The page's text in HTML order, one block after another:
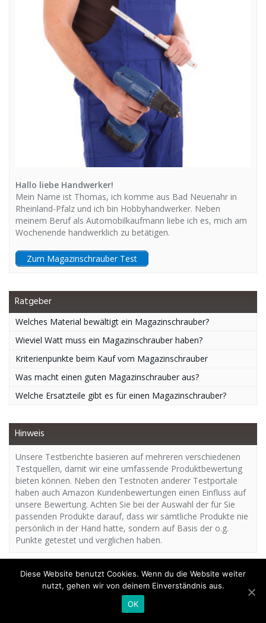
Hallo liebe Handwerker!
Mein Name ist Thomas, ich komme aus Bad Neuenahr in
Rheinland-Pfalz und ich bin Hobbyhandwerker. Neben
meinem Beruf als Automobilkaufmann liebe ich es, mich am
Wochenende handwerklich zu betätigen.
Zum Magazinschrauber Test
Ratgeber
Welches Material bewältigt ein Magazinschrauber?
Wieviel Watt muss ein Magazinschrauber haben?
Kriterienpunkte beim Kauf vom Magazinschrauber
Was macht einen guten Magazinschrauber aus?
Welche Ersatzteile gibt es für einen Magazinschrauber?
Hinweis
Unsere Testberichte basieren auf mehreren verschiedenen
Testquellen, damit wir eine umfassende Produktbewertung
bieten können. Neben den Testnoten anderer Testportale
haben auch Amazon Kundenbewertungen einen Einfluss auf
unsere Bewertung. Achten Sie bei der Auswahl der für Sie
passenden Produkte darauf, dass wir sämtliche Produkte nie
persönlich in der Hand hatte, sondern auf Basis der o.g.
Punkte getestet und verglichen haben.
Copyright - Magazinschrauber.org | Das Expertenportal
Disclaimer
Diese Website benutzt Cookies. Wenn du die Website weiter
nutzt, gehen wir von deinem Einverständnis aus.
OK